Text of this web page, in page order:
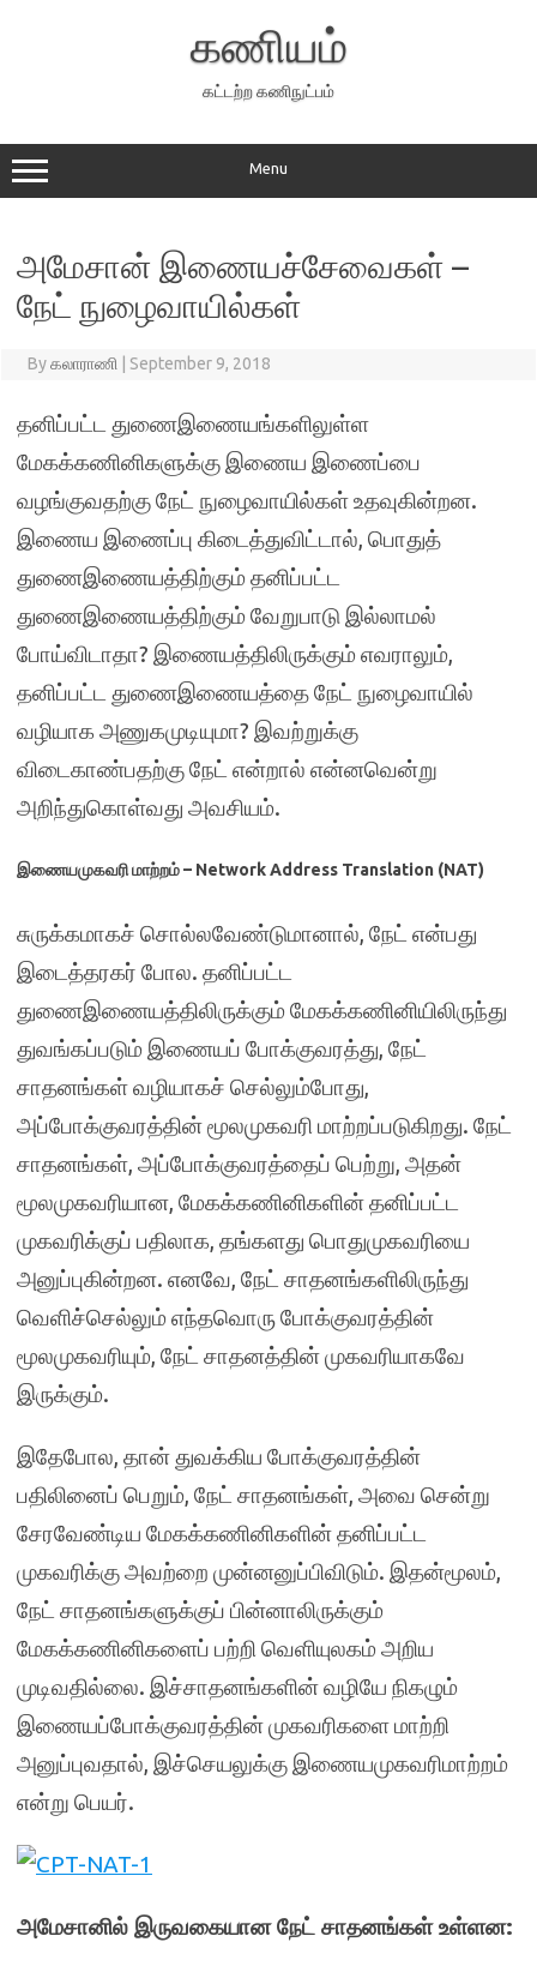
கணியம்
கட்டற்ற கணிநுட்பம்
Menu
அமேசான் இணையச்சேவைகள் –
நேட் நுழைவாயில்கள்
Byகலாராணி September 9, 2018
தனிப்பட்ட துணைஇணையங்களிலுள்ள
மேகக்கணினிகளுக்கு இணைய இணைப்பை
வழங்குவதற்கு நேட் நுழைவாயில்கள் உதவுகின்றன.
இணைய இணைப்பு கிடைத்துவிட்டால், பொதுத்
துணைஇணையத்திற்கும் தனிப்பட்ட
துணைஇணையத்திற்கும் வேறுபாடு இல்லாமல்
போய்விடாதா? இணையத்திலிருக்கும் எவராலும்,
தனிப்பட்ட துணைஇணையத்தை நேட் நுழைவாயில்
வழியாக அணுகமுடியுமா? இவற்றுக்கு
விடைகாண்பதற்கு நேட் என்றால் என்னவென்று
அறிந்துகொள்வது அவசியம்.
இணையமுகவரி மாற்றம் – Network Address Translation (NAT)
சுருக்கமாகச் சொல்லவேண்டுமானால், நேட் என்பது
இடைத்தரகர் போல. தனிப்பட்ட
துணைஇணையத்திலிருக்கும் மேகக்கணினியிலிருந்து
துவங்கப்படும் இணையப் போக்குவரத்து, நேட்
சாதனங்கள் வழியாகச் செல்லும்போது,
அப்போக்குவரத்தின் மூலமுகவரி மாற்றப்படுகிறது. நேட்
சாதனங்கள், அப்போக்குவரத்தைப் பெற்று, அதன்
மூலமுகவரியான, மேகக்கணினிகளின் தனிப்பட்ட
முகவரிக்குப் பதிலாக, தங்களது பொதுமுகவரியை
அனுப்புகின்றன. எனவே, நேட் சாதனங்களிலிருந்து
வெளிச்செல்லும் எந்தவொரு போக்குவரத்தின்
மூலமுகவரியும், நேட் சாதனத்தின் முகவரியாகவே
இருக்கும்.
இதேபோல, தான் துவக்கிய போக்குவரத்தின்
பதிலினைப் பெறும், நேட் சாதனங்கள், அவை சென்று
சேரவேண்டிய மேகக்கணினிகளின் தனிப்பட்ட
முகவரிக்கு அவற்றை முன்னனுப்பிவிடும். இதன்மூலம்,
நேட் சாதனங்களுக்குப் பின்னாலிருக்கும்
மேகக்கணினிகளைப் பற்றி வெளியுலகம் அறிய
முடிவதில்லை. இச்சாதனங்களின் வழியே நிகழும்
இணையப்போக்குவரத்தின் முகவரிகளை மாற்றி
அனுப்புவதால், இச்செயலுக்கு இணையமுகவரிமாற்றம்
என்று பெயர்.
அமேசானில் இருவகையான நேட் சாதனங்கள் உள்ளன: